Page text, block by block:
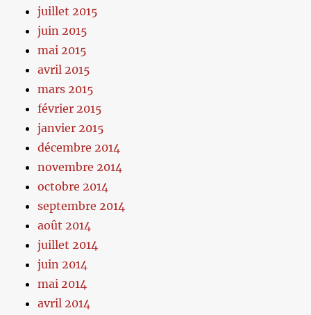
juillet 2015
juin 2015
mai 2015
avril 2015
mars 2015
février 2015
janvier 2015
décembre 2014
novembre 2014
octobre 2014
septembre 2014
août 2014
juillet 2014
juin 2014
mai 2014
avril 2014